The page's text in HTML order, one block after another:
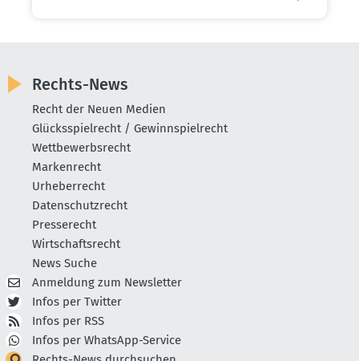
Rechts-News
Recht der Neuen Medien
Glücksspielrecht / Gewinnspielrecht
Wettbewerbsrecht
Markenrecht
Urheberrecht
Datenschutzrecht
Presserecht
Wirtschaftsrecht
News Suche
Anmeldung zum Newsletter
Infos per Twitter
Infos per RSS
Infos per WhatsApp-Service